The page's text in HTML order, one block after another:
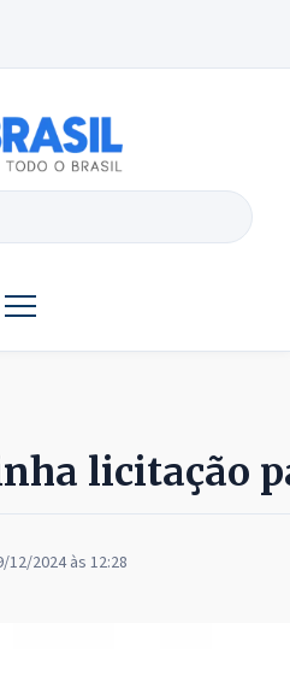
licitação
12/2024 às 12:28